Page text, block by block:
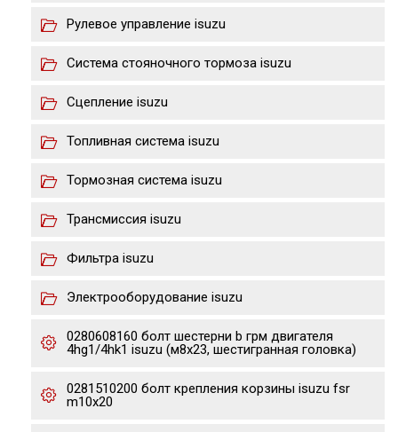
Рулевое управление isuzu
Система стояночного тормоза isuzu
Сцепление isuzu
Топливная система isuzu
Тормозная система isuzu
Трансмиссия isuzu
Фильтра isuzu
Электрооборудование isuzu
0280608160 болт шестерни b грм двигателя
4hg1/4hk1 isuzu (м8х23, шестигранная головка)
0281510200 болт крепления корзины isuzu fsr
m10x20